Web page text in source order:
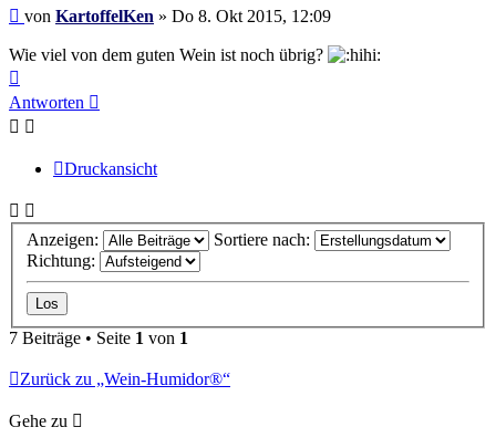
Beitrag
von KartoffelKen » Do 8. Okt 2015, 12:09
Wie viel von dem guten Wein ist noch übrig?
oben
Antworten
Druckansicht
Anzeigen:
Sortiere nach:
Richtung:
7 Beiträge • Seite 1 von 1
Zurück zu „Wein-Humidor®“
Gehe zu